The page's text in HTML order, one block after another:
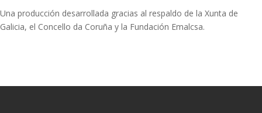
Una producción desarrollada gracias al respaldo de la Xunta de
Galicia, el Concello da Coruña y la Fundación Emalcsa.